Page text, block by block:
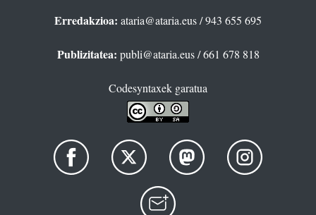
Erredakzioa: ataria@ataria.eus/ 943 655 695
Publizitatea: publi@ataria.eus/ 661 678 818
Codesyntaxek garatua